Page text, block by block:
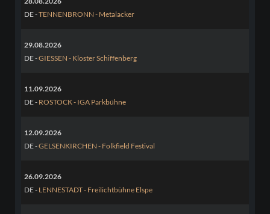
DE -TENNENBRONN - Metalacker
29.08.2026
DE -GIESSEN - Kloster Schiffenberg
11.09.2026
DE - ROSTOCK - IGA Parkbühne
12.09.2026
DE -GELSENKIRCHEN - Folkfield Festival
26.09.2026
DE - LENNESTADT - Freilichtbühne Elspe